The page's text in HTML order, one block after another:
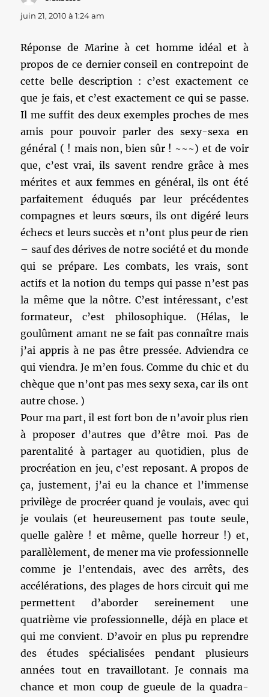
juin 21, 2010 à 1:24 am
Réponse de Marine à cet homme idéal et à
propos de ce dernier conseil en contrepoint de
cette belle description : c’est exactement ce
que je fais, et c’est exactement ce qui se passe.
Il me suffit des deux exemples proches de mes
amis pour pouvoir parler des sexy-sexa en
général ( ! mais non, bien sûr ! ~~~) et de voir
que, c’est vrai, ils savent rendre grâce à mes
mérites et aux femmes en général, ils ont été
parfaitement éduqués par leur précédentes
compagnes et leurs sœurs, ils ont digéré leurs
échecs et leurs succès et n’ont plus peur de rien
– sauf des dérives de notre société et du monde
qui se prépare. Les combats, les vrais, sont
actifs et la notion du temps qui passe n’est pas
la même que la nôtre. C’est intéressant, c’est
formateur, c’est philosophique. (Hélas, le
goulûment amant ne se fait pas connaître mais
j’ai appris à ne pas être pressée. Adviendra ce
qui viendra. Je m’en fous. Comme du chic et du
chèque que n’ont pas mes sexy sexa, car ils ont
autre chose. )
Pour ma part, il est fort bon de n’avoir plus rien
à proposer d’autres que d’être moi. Pas de
parentalité à partager au quotidien, plus de
procréation en jeu, c’est reposant. A propos de
ça, justement, j’ai eu la chance et l’immense
privilège de procréer quand je voulais, avec qui
je voulais (et heureusement pas toute seule,
quelle galère ! et même, quelle horreur !) et,
parallèlement, de mener ma vie professionnelle
comme je l’entendais, avec des arrêts, des
accélérations, des plages de hors circuit qui me
permettent d’aborder sereinement une
quatrième vie professionnelle, déjà en place et
qui me convient. D’avoir en plus pu reprendre
des études spécialisées pendant plusieurs
années tout en travaillotant. Je connais ma
chance et mon coup de gueule de la quadra-